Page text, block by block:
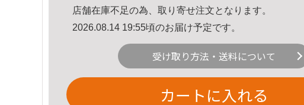
店舗在庫不足の為、取り寄せ注文となります。
2026.08.14 19:55頃のお届け予定です。
受け取り方法・送料について
カートに入れる